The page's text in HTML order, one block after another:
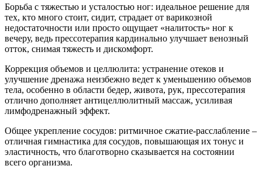
Борьба с тяжестью и усталостью ног: идеальное решение для
тех, кто много стоит, сидит, страдает от варикозной
недостаточности или просто ощущает «налитость» ног к
вечеру, ведь прессотерапия кардинально улучшает венозный
отток, снимая тяжесть и дискомфорт.
Коррекция объемов и целлюлита: устранение отеков и
улучшение дренажа неизбежно ведет к уменьшению объемов
тела, особенно в области бедер, живота, рук, прессотерапия
отлично дополняет антицеллюлитный массаж, усиливая
лимфодренажный эффект.
Общее укрепление сосудов: ритмичное сжатие-расслабление –
отличная гимнастика для сосудов, повышающая их тонус и
эластичность, что благотворно сказывается на состоянии
всего организма.